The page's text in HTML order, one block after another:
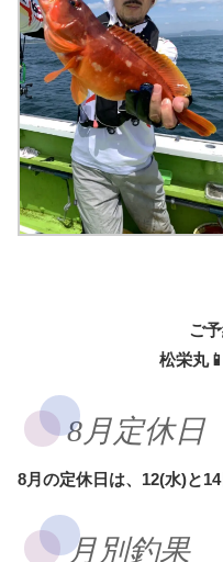
ご
松栄丸📱
8月定休日
8月の定休日は、12(水)と
月別釣果